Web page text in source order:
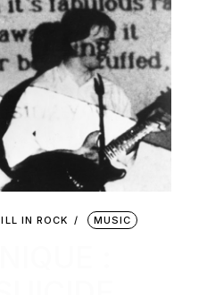
IN ROCK MUSIC